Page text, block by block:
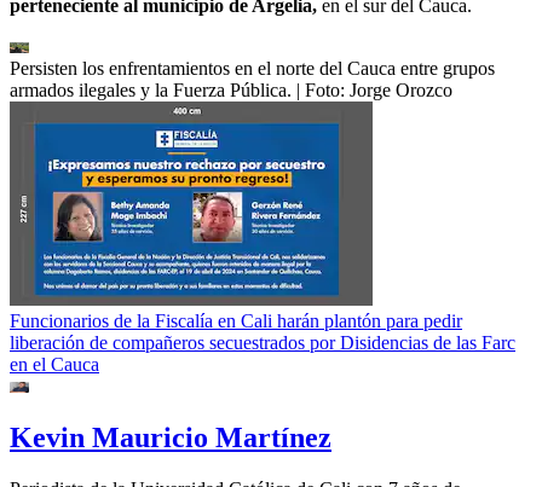
perteneciente al municipio de Argelia, en el sur del Cauca.
Persisten los enfrentamientos en el norte del Cauca entre grupos
armados ilegales y la Fuerza Pública. | Foto: Jorge Orozco
Funcionarios de la Fiscalía en Cali harán plantón para pedir
liberación de compañeros secuestrados por Disidencias de las Farc
en el Cauca
Kevin Mauricio Martínez